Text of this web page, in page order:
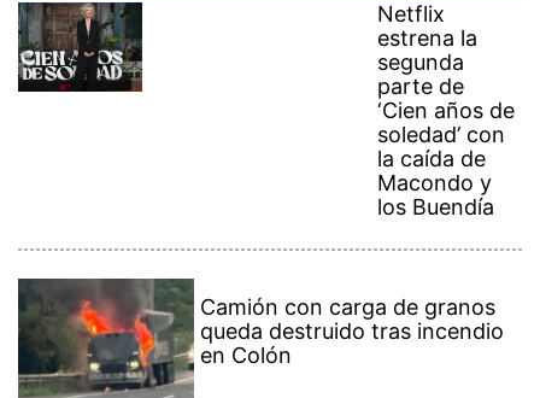
Netflix
estrena la
segunda
parte de
‘Cien años de
soledad’ con
la caída de
Macondo y
los Buendía
Camión con carga de granos
queda destruido tras incendio
en Colón